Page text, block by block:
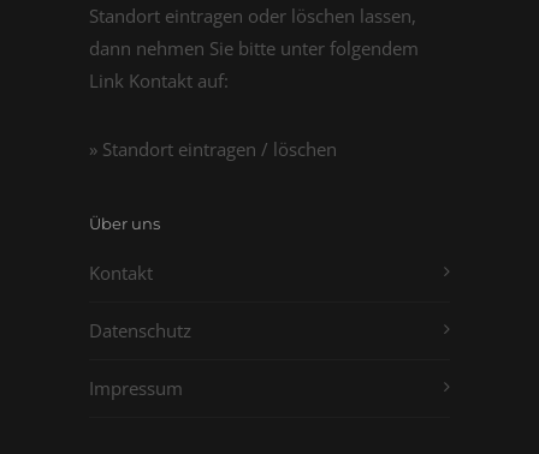
Standort eintragen oder löschen lassen,
dann nehmen Sie bitte unter folgendem
Link Kontakt auf:
» Standort eintragen / löschen
Über uns
Kontakt
Datenschutz
Impressum